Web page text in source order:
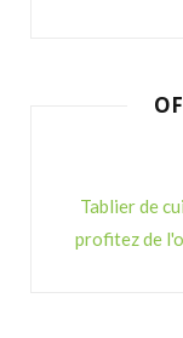
Tablier de
profitez de